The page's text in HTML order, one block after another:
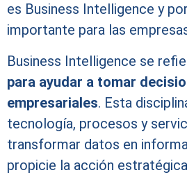
es Business Intelligence y
importante para las
Business Intelligence se
para ayudar a tomar
empresariales. Esta
tecnología, procesos y
transformar datos en
propicie la acción